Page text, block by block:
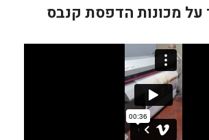
על מכונות הדפסת קנבס